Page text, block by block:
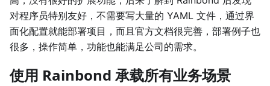
对程序员特别友好，不需要写大量的 YAML 文件，通过界
面化配置就能部署项目，而且官方文档很完善，部署例子也
很多，操作简单，功能也能满足公司的需求。
使用 Rainbond 承载所有业务场景